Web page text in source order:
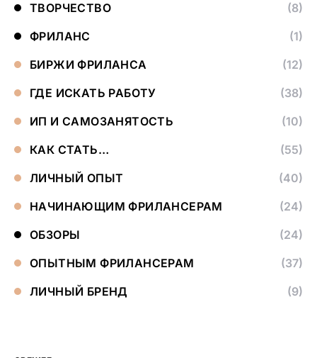
ТВОРЧЕСТВО
(8)
ФРИЛАНС
(1)
БИРЖИ ФРИЛАНСА
(12)
ГДЕ ИСКАТЬ РАБОТУ
(38)
ИП И САМОЗАНЯТОСТЬ
(10)
КАК СТАТЬ…
(55)
ЛИЧНЫЙ ОПЫТ
(40)
НАЧИНАЮЩИМ ФРИЛАНСЕРАМ
(24)
ОБЗОРЫ
(24)
ОПЫТНЫМ ФРИЛАНСЕРАМ
(37)
ЛИЧНЫЙ БРЕНД
(9)